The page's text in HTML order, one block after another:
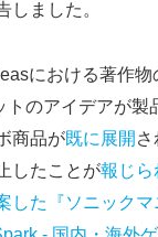
しました。
における著作
トのアイデアが製
商品が既に展開
したことが報じら
した『ソニック